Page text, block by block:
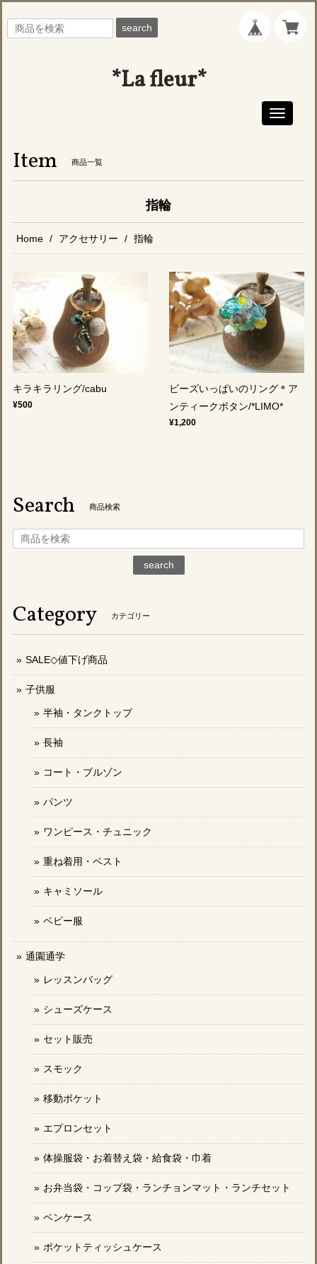
search
*La fleur*
Toggle
Item 商品一覧
指輪
Home アクセサリー 指輪
キラキラリング/cabu
¥500
ビーズいっぱいのリング＊ア
ンティークボタン/*LIMO*
¥1,200
Search 商品検索
search
Category カテゴリー
SALE◇値下げ商品
子供服
半袖・タンクトップ
長袖
コート・ブルゾン
パンツ
ワンピース・チュニック
重ね着用・ベスト
キャミソール
ベビー服
通園通学
レッスンバッグ
シューズケース
セット販売
スモック
移動ポケット
エプロンセット
体操服袋・お着替え袋・給食袋・巾着
お弁当袋・コップ袋・ランチョンマット・ランチセット
ペンケース
ポケットティッシュケース